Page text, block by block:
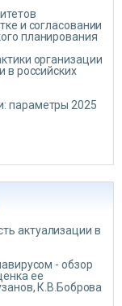
и согласовании
планирования
организации
в российских
параметры 2025
актуализации в
- обзор
ее
К.В.Боброва